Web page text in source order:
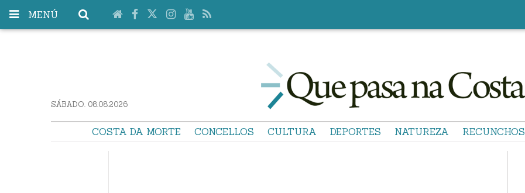
MENÚ
SÁBADO. 08.08.2026
COSTA DA MORTE CONCELLOS CULTURA DEPORTES NATUREZA RECUNCHOS